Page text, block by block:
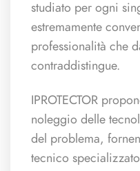
studiato per ogni
estremamente
professionalità che
contraddistingue.
IPROTECTOR
noleggio delle
del problema,
tecnico